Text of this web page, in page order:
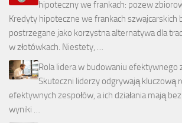
hipoteczny we frankach: pozew
Kredyty hipoteczne we frankach szwajcarskich
postrzegane jako korzystna alternatywa dla
w złotówkach. Niestety, …
Rola lidera w budowaniu efektywnego
Skuteczni liderzy odgrywają kluczową
efektywnych zespołów, a ich działania mają
wyniki …